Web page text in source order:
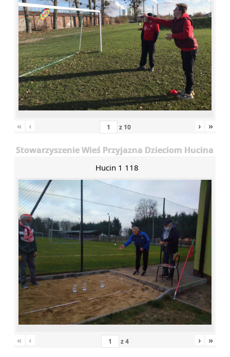
« ‹ z 10 › »
Stowarzyszenie Wieś Przyjazna Dzieciom Hucina
Hucin 1 118
« ‹ z4 › »